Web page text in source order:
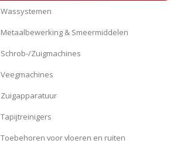
Wassystemen
Metaalbewerking & Smeermiddelen
Schrob-/Zuigmachines
Veegmachines
Zuigapparatuur
Tapijtreinigers
Toebehoren voor vloeren en ruiten